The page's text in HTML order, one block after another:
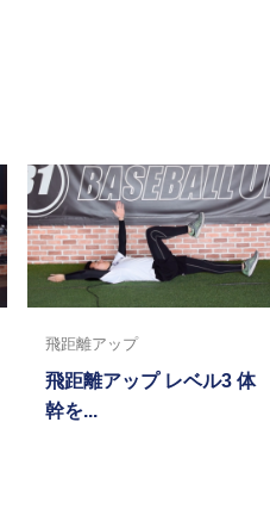
飛距離アップ
飛距離アップ レベル3 体
幹を...